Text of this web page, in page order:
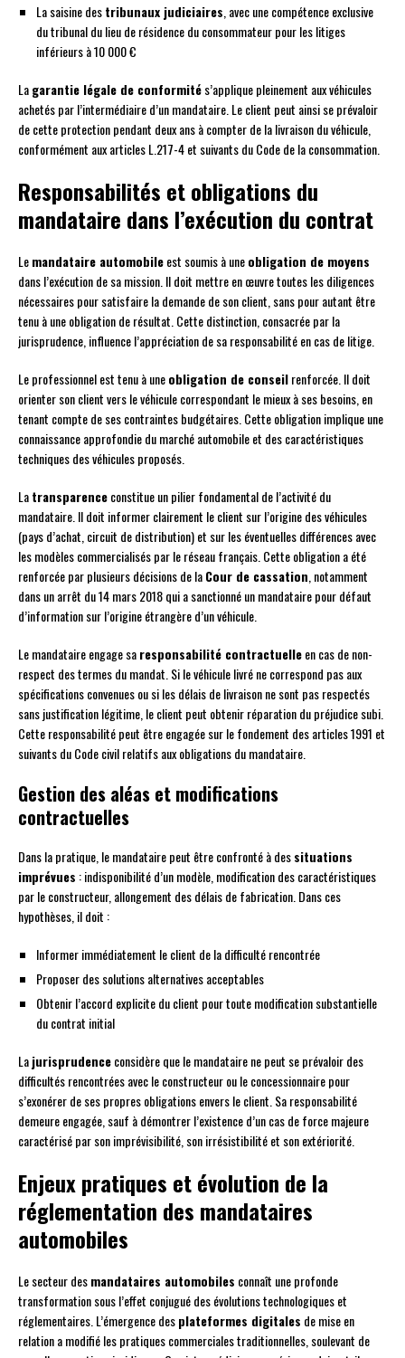
La saisine destribunaux judiciaires , avec une compétence exclusive
du tribunal du lieu de résidence du consommateur pour les litiges
inférieurs à 10 000 €
Lagarantie légale de conformités’applique pleinement aux véhicules
achetés par l’intermédiaire d’un mandataire. Le client peut ainsi se prévaloir
de cette protection pendant deux ans à compter de la livraison du véhicule,
conformément aux articles L.217-4 et suivants du Code de la consommation.
Responsabilités et obligations du
mandataire dans l’exécution du contrat
Lemandataire automobileest soumis à uneobligation de moyens
dans l’exécution de sa mission. Il doit mettre en œuvre toutes les diligences
nécessaires pour satisfaire la demande de son client, sans pour autant être
tenu à une obligation de résultat. Cette distinction, consacrée par la
jurisprudence, influence l’appréciation de sa responsabilité en cas de litige.
Le professionnel est tenu à uneobligation de conseilrenforcée. Il doit
orienter son client vers le véhicule correspondant le mieux à ses besoins, en
tenant compte de ses contraintes budgétaires. Cette obligation implique une
connaissance approfondie du marché automobile et des caractéristiques
techniques des véhicules proposés.
Latransparenceconstitue un pilier fondamental de l’activité du
mandataire. Il doit informer clairement le client sur l’origine des véhicules
(pays d’achat, circuit de distribution) et sur les éventuelles différences avec
les modèles commercialisés par le réseau français. Cette obligation a été
renforcée par plusieurs décisions de laCour de cassation , notamment
dans un arrêt du 14 mars 2018 qui a sanctionné un mandataire pour défaut
d’information sur l’origine étrangère d’un véhicule.
Le mandataire engage saresponsabilité contractuelleen cas de non-
respect des termes du mandat. Si le véhicule livré ne correspond pas aux
spécifications convenues ou si les délais de livraison ne sont pas respectés
sans justification légitime, le client peut obtenir réparation du préjudice subi.
Cette responsabilité peut être engagée sur le fondement des articles 1991 et
suivants du Code civil relatifs aux obligations du mandataire.
Gestion des aléas et modifications
contractuelles
Dans la pratique, le mandataire peut être confronté à dessituations
imprévues : indisponibilité d’un modèle, modification des caractéristiques
par le constructeur, allongement des délais de fabrication. Dans ces
hypothèses, il doit :
Informer immédiatement le client de la difficulté rencontrée
Proposer des solutions alternatives acceptables
Obtenir l’accord explicite du client pour toute modification substantielle
du contrat initial
Lajurisprudenceconsidère que le mandataire ne peut se prévaloir des
difficultés rencontrées avec le constructeur ou le concessionnaire pour
s’exonérer de ses propres obligations envers le client. Sa responsabilité
demeure engagée, sauf à démontrer l’existence d’un cas de force majeure
caractérisé par son imprévisibilité, son irrésistibilité et son extériorité.
Enjeux pratiques et évolution de la
réglementation des mandataires
automobiles
Le secteur desmandataires automobiles connaît une profonde
transformation sous l’effet conjugué des évolutions technologiques et
réglementaires. L’émergence desplateformes digitales de mise en
relation a modifié les pratiques commerciales traditionnelles, soulevant de